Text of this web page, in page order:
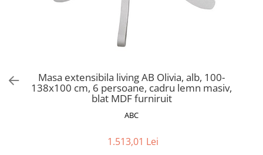
Saltele Pocket
Saltele cu arcuri impachetate
Saltele Memory Pocket
Saltele cu plasa arcuri
Saltele cu spuma poliuretanica
Scaune pentru living
Seturi comode living si vitrine
Scaune birou copii
Scaune resigilate
Masa extensibila living AB Olivia, alb, 100-
138x100 cm, 6 persoane, cadru lemn masiv,
blat MDF furniruit
ABC
1.513,01 Lei